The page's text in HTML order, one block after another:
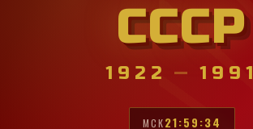
СССР
1922 — 1991
МСК21:59:35